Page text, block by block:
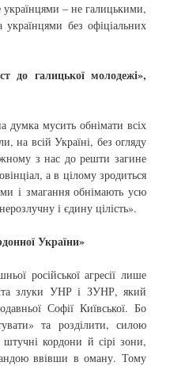
– не галицькими,
без офіціальних
до галицької молодежі»,
мусить обнімати всіх
на всій Україні, без огляду
з нас до решти загине
а в цілому зродиться
і змагання обнімають усю
і єдину цілість».
України»
агресії лише
злуки УНР і ЗУНР, який
Софії Київської. Бо
та розділити, силою
кордони й сірі зони,
ввівши в оману. Тому